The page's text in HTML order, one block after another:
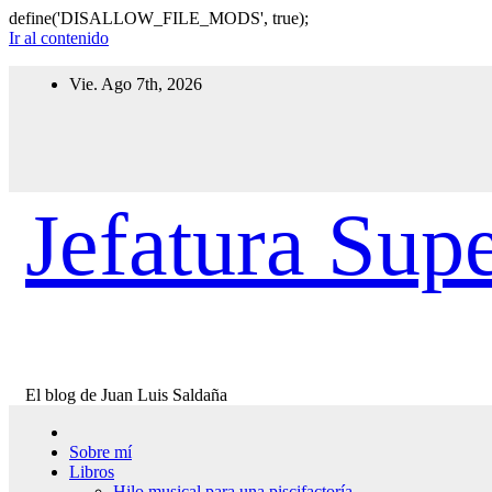
define('DISALLOW_FILE_MODS', true);
Ir al contenido
Vie. Ago 7th, 2026
Jefatura
El blog de Juan Luis Saldaña
Sobre mí
Libros